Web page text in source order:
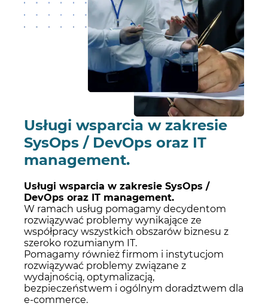
Usługi wsparcia w zakresie
SysOps / DevOps oraz IT
management.
Usługi wsparcia w zakresie SysOps /
DevOps oraz IT management.
W ramach usług pomagamy decydentom
rozwiązywać problemy wynikające ze
współpracy wszystkich obszarów biznesu z
szeroko rozumianym IT.
Pomagamy również firmom i instytucjom
rozwiązywać problemy związane z
wydajnością, optymalizacją,
bezpieczeństwem i ogólnym doradztwem dla
e-commerce.